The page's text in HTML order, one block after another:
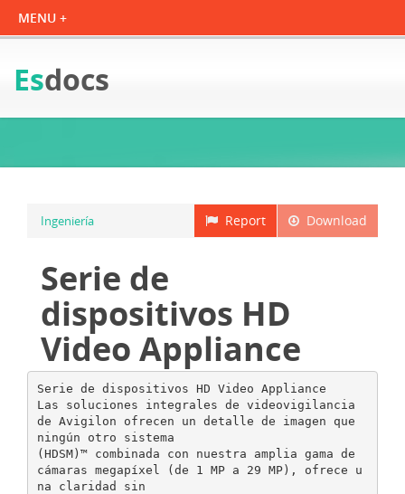
Esdocs
Download
Report
Ingeniería
Serie de
dispositivos HD
Video Appliance
Serie de dispositivos HD Video Appliance
Las soluciones integrales de videovigilancia
de Avigilon ofrecen un detalle de imagen que
ningún otro sistema
(HDSM)™ combinada con nuestra amplia gama de
cámaras megapíxel (de 1 MP a 29 MP), ofrece u
na claridad sin